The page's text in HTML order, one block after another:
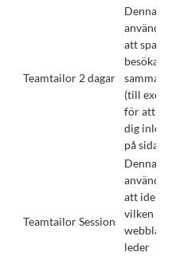
Teamtailor 2 dagar
Denna
används
att spara
(till
för att
dig
på sidan).
TeamtailorSession
Denna
används
att
vilken
leder